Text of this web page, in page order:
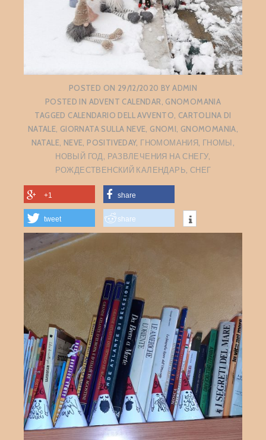
POSTED ON 29/12/2020 BYADMIN
POSTED IN ADVENT CALENDAR GNOMOMANIA
TAGGED CALENDARIO DELL AVVENTO CARTOLINA DI
NATALE GIORNATA SULLA NEVE GNOMI GNOMOMANIA
NATALE NEVE POSITIVEDAY, ГНОМОМАНИЯ ГНОМЫ
НОВЫЙ ГОД
РАЗВЛЕЧЕНИЯ НА СНЕГУ
РОЖДЕСТВЕНСКИЙ КАЛЕНДАРЬ СНЕГ
+1 share
tweet share